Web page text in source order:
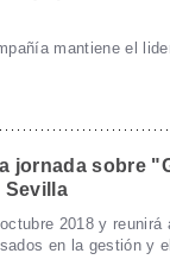
mantiene el
jornada sobre
2018 y reunirá
en la gestión y